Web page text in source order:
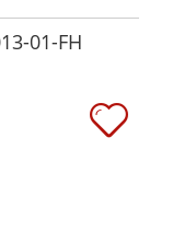
01-FH